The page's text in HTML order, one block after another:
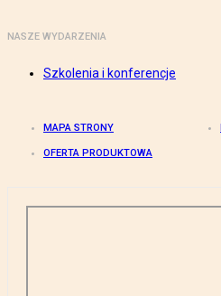
NASZE WYDARZENIA
Szkolenia i konferencje
MAPA STRONY
OFERTA PRODUKTOWA